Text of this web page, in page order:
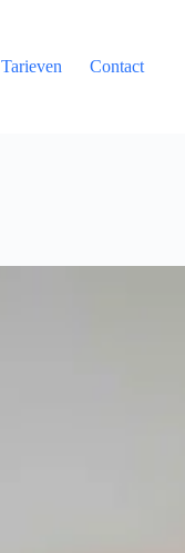
Tarieven Contact